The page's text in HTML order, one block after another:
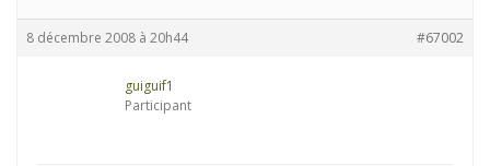
8 décembre 2008 à 20h44 #67002
guiguif1
Participant